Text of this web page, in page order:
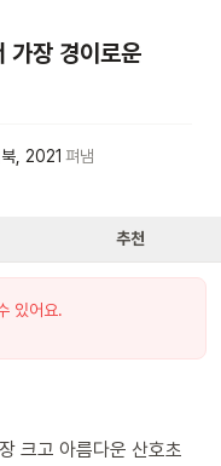
가장 경이로운
2021 펴냄
추천
있어요.
크고 아름다운 산호초